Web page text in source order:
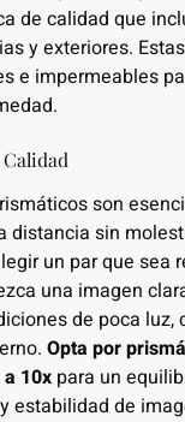
de calidad que
y exteriores.
e impermeables
son
distancia sin
un par que sea
una imagen
de poca luz,
Opta por
10xpara un
estabilidad de